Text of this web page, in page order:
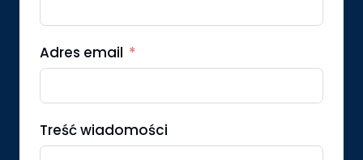
Adres email
Treść wiadomości